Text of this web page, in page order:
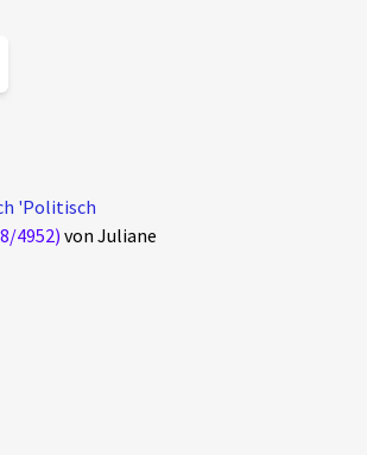
'Politisch
4952)von Juliane